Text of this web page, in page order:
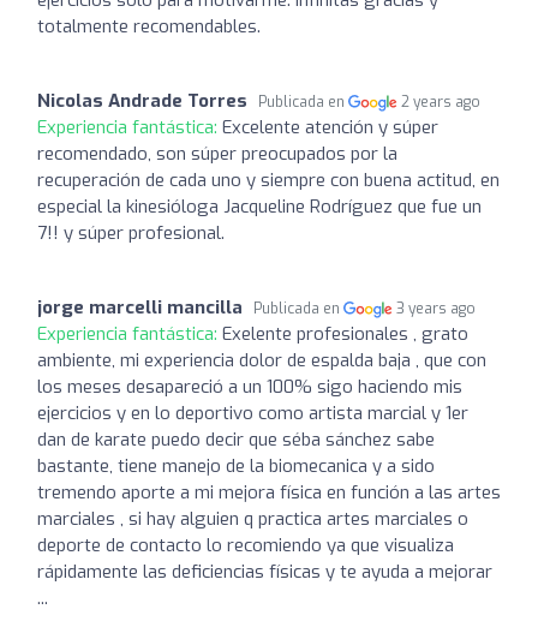
totalmente recomendables.
Nicolas Andrade Torres Publicada en 2 years ago
Experiencia fantástica: Excelente atención y súper
recomendado, son súper preocupados por la
recuperación de cada uno y siempre con buena actitud, en
especial la kinesióloga Jacqueline Rodríguez que fue un
7!! y súper profesional.
jorge marcelli mancilla Publicada en 3 years ago
Experiencia fantástica: Exelente profesionales , grato
ambiente, mi experiencia dolor de espalda baja , que con
los meses desapareció a un 100% sigo haciendo mis
ejercicios y en lo deportivo como artista marcial y 1er
dan de karate puedo decir que séba sánchez sabe
bastante, tiene manejo de la biomecanica y a sido
tremendo aporte a mi mejora física en función a las artes
marciales , si hay alguien q practica artes marciales o
deporte de contacto lo recomiendo ya que visualiza
rápidamente las deficiencias físicas y te ayuda a mejorar
...